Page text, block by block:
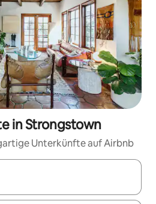
in Strongstown
Unterkünfte auf Airbnb
sind, navigiere mit den